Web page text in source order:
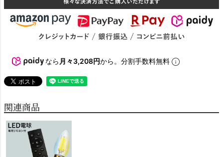
電球 雑貨
SNS
なら 月々3,208円から。分割手数料無料
関連商品